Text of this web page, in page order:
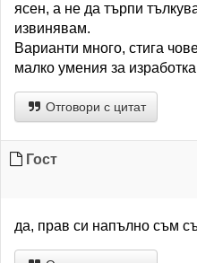
ясен, а не да търпи
извинявам.
Варианти много, стига
малко умения за
Отговори с цитат
Гост
да, прав си напълно съм